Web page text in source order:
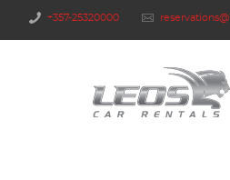
+357-25320000